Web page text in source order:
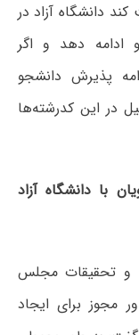
دانشگاه آزاد در
ادامه دهد و اگر
پذیرش دانشجو
در این کدرشته‌ها
با دانشگاه آزاد
و تحقیقات مجلس
مجوز برای ایجاد